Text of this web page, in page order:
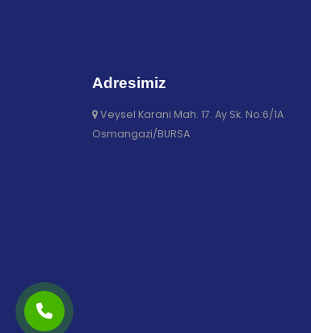
Adresimiz
Veysel Karani Mah. 17. Ay Sk. No:6/1A
Osmangazi/BURSA